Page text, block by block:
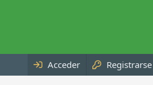
Acceder Registrarse